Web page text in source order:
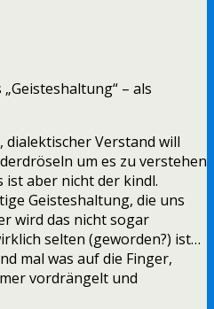
– als
Verstand will
um es zu verstehen
ist aber nicht der kindl.
Geisteshaltung, die uns
wird das nicht sogar
selten (geworden?) ist…
mal was auf die Finger,
vordrängelt und